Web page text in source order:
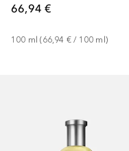
66,94 €
100 ml (66,94 € / 100 ml )